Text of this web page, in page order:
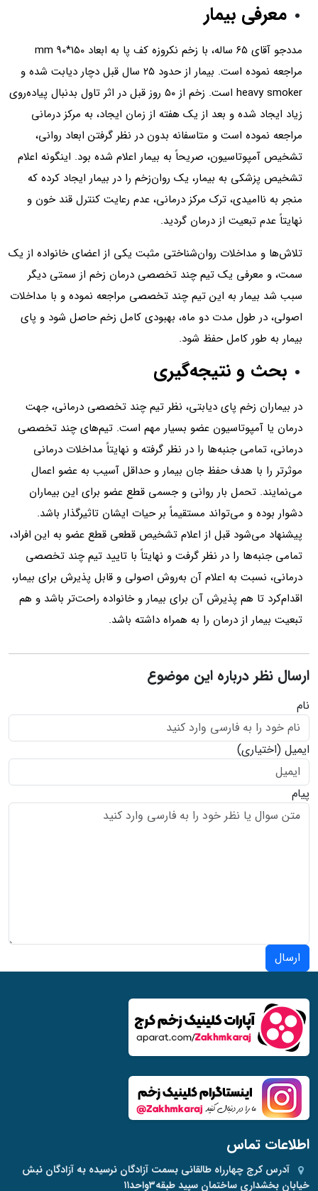
معرفی بیمار
مددجو آقای ۶۵ ساله، با زخم ‌نکروزه ‌کف‌ پا به ‌ابعاد 150*90 mm
مراجعه ‌نموده ‌است. بیمار از حدود ۲۵ سال ‌قبل دچار دیابت‌ شده و
‌heavy smoker است. زخم از ۵۰ روز قبل در اثر تاول ‌بدنبال پیاده‌روی
‌زیاد ایجاد شده و بعد از یک‌ هفته ‌از زمان ‌ایجاد، به ‌مرکز درمانی
مراجعه ‌نموده ‌است و متاسفانه بدون‌ در نظر گرفتن ابعاد روانی،
تشخیص آمپوتاسیون، صریحاً به ‌بیمار اعلام ‌شده ‌بود. اینگونه اعلام
تشخیص پزشکی به ‌بیمار، یک روان‌زخم را در بیمار ایجاد کرده که
‌منجر به ناامیدی، ترک مرکز درمانی، عدم رعایت کنترل قند خون و
نهایتاً عدم ‌تبعیت ‌از درمان گردید.
تلاش‌ها و مداخلات ‌روان‌شناختی ‌مثبت یکی ‌از اعضای ‌خانواده از یک
سمت، و معرفی یک‌ تیم ‌چند تخصصی ‌درمان ‌زخم از سمتی دیگر
سبب‌ شد بیمار به ‌این ‌تیم ‌چند تخصصی مراجعه ‌نموده و با مداخلات
‌اصولی، در طول‌ مدت‌ دو ماه، بهبودی کامل زخم حاصل شود و پای‌
بیمار به طور کامل حفظ‌ شود.
بحث و نتیجه‌گیری
در بیماران ‌زخم پای دیابتی، نظر تیم ‌چند تخصصی ‌درمانی، جهت‌
درمان ‌یا آمپوتاسیون عضو بسیار مهم است. تیم‌های چند تخصصی‌
درمانی، تمامی‌ جنبه‌ها ‌را در نظر گرفته و نهایتاً مداخلات ‌درمانی
‌موثرتر را با هدف حفظ جان ‌بیمار و حداقل آسیب‌ به‌ عضو اعمال
می‌نمایند. تحمل بار روانی و جسمی ‌قطع ‌عضو برای این ‌بیماران
دشوار بوده و می‌تواند مستقیماً بر حیات ‌ایشان تاثیرگذار باشد.
پیشنهاد می‌شود قبل ‌از اعلام ‌تشخیص ‌قطعی ‌قطع عضو به ‌این ‌افراد،
تمامی ‌جنبه‌ها را در نظر گرفت و نهایتاً با تایید تیم ‌چند تخصصی
‌درمانی، نسبت ‌به اعلام ‌آن به‌روش ‌اصولی و قابل ‌پذیرش برای ‌بیمار،
اقدام‌کرد تا هم‌ پذیرش آن برای ‌بیمار و‌ خانواده راحت‌تر باشد و هم
تبعیت بیمار از درمان را به ‌همراه داشته ‌باشد.
ارسال نظر درباره این موضوع
نام
ایمیل (اختیاری)
پیام
ارسال
اطلاعات تماس
آدرس کرج چهارراه طالقانی بسمت آزادگان نرسیده به آزادگان نبش
خیابان بخشداری ساختمان سپید طبقه۳واحد۱۱